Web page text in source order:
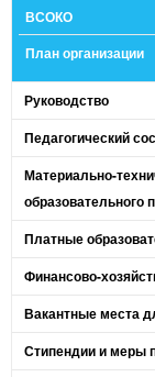
ВСОКО
План организации
Руководство
Педагогический
Материально-
образовательного
Платные
Финансово-
Вакантные места
Стипендии и меры